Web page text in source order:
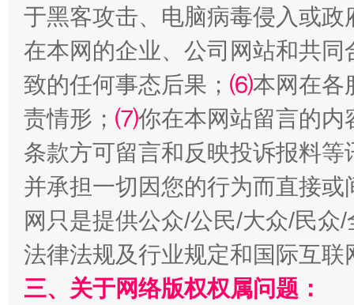
揭批美国五大"原罪" "炒
解纷+调解+退费，一次搞定
于黑客攻击、电脑病毒侵入或
在本网的企业、公司网站和共
致的任何事态后果； ⑹本网在各
责情形； ⑺你在本网站留言的内
条款方可留言和反映投诉报料
并承担一切因您的行为而直接
网只是提供公众/公民/大众/民
法律法规及行业规定和国际互
三、关于网络版权权属问题：